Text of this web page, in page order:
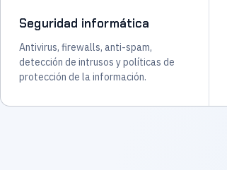
Seguridad informática
Antivirus, firewalls, anti-spam,
detección de intrusos y políticas de
protección de la información.